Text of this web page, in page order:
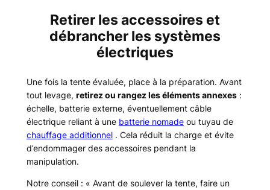
Retirer les accessoires et
débrancher les systèmes
électriques
Une fois la tente évaluée, place à la préparation. Avant
tout levage, retirez ou rangez les éléments annexes:
échelle, batterie externe, éventuellement câble
électrique reliant à une batterie nomadeou tuyau de
chauffage additionnel. Cela réduit la charge et évite
d’endommager des accessoires pendant la
manipulation.
Notre conseil : « Avant de soulever la tente, faire un